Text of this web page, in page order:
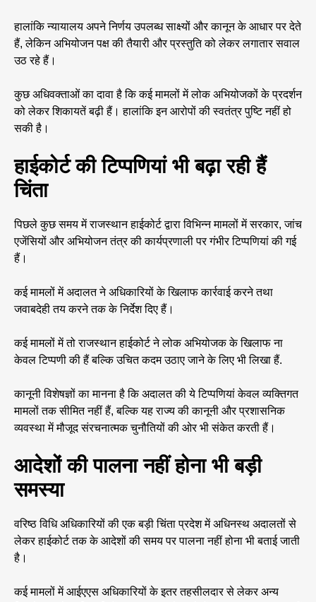
हालांकि न्यायालय अपने निर्णय उपलब्ध साक्ष्यों और कानून के आधार पर देते
हैं, लेकिन अभियोजन पक्ष की तैयारी और प्रस्तुति को लेकर लगातार सवाल
उठ रहे हैं।
कुछ अधिवक्ताओं का दावा है कि कई मामलों में लोक अभियोजकों के प्रदर्शन
को लेकर शिकायतें बढ़ी हैं। हालांकि इन आरोपों की स्वतंत्र पुष्टि नहीं हो
सकी है।
हाईकोर्ट की टिप्पणियां भी बढ़ा रही हैं
चिंता
पिछले कुछ समय में राजस्थान हाईकोर्ट द्वारा विभिन्न मामलों में सरकार, जांच
एजेंसियों और अभियोजन तंत्र की कार्यप्रणाली पर गंभीर टिप्पणियां की गई
हैं।
कई मामलों में अदालत ने अधिकारियों के खिलाफ कार्रवाई करने तथा
जवाबदेही तय करने तक के निर्देश दिए हैं।
कई मामलों में तो राजस्थान हाईकोर्ट ने लोक अभियोजक के खिलाफ ना
केवल टिप्पणी की हैं बल्कि उचित कदम उठाए जाने के ​लिए भी लिखा हैं.
कानूनी विशेषज्ञों का मानना है कि अदालत की ये टिप्पणियां केवल व्यक्तिगत
मामलों तक सीमित नहीं हैं, बल्कि यह राज्य की कानूनी और प्रशासनिक
व्यवस्था में मौजूद संरचनात्मक चुनौतियों की ओर भी संकेत करती हैं।
आदेशों की पालना नहीं होना भी बड़ी
समस्या
वरिष्ठ विधि अधिकारियों की एक बड़ी चिंता प्रदेश में अधिनस्थ अदालतों से
लेकर हाईकोर्ट तक के आदेशों की समय पर पालना नहीं होना भी बताई जाती
है।
कई मामलों में आईएएस अधिकारियों के इतर तहसीलदार से लेकर अन्य